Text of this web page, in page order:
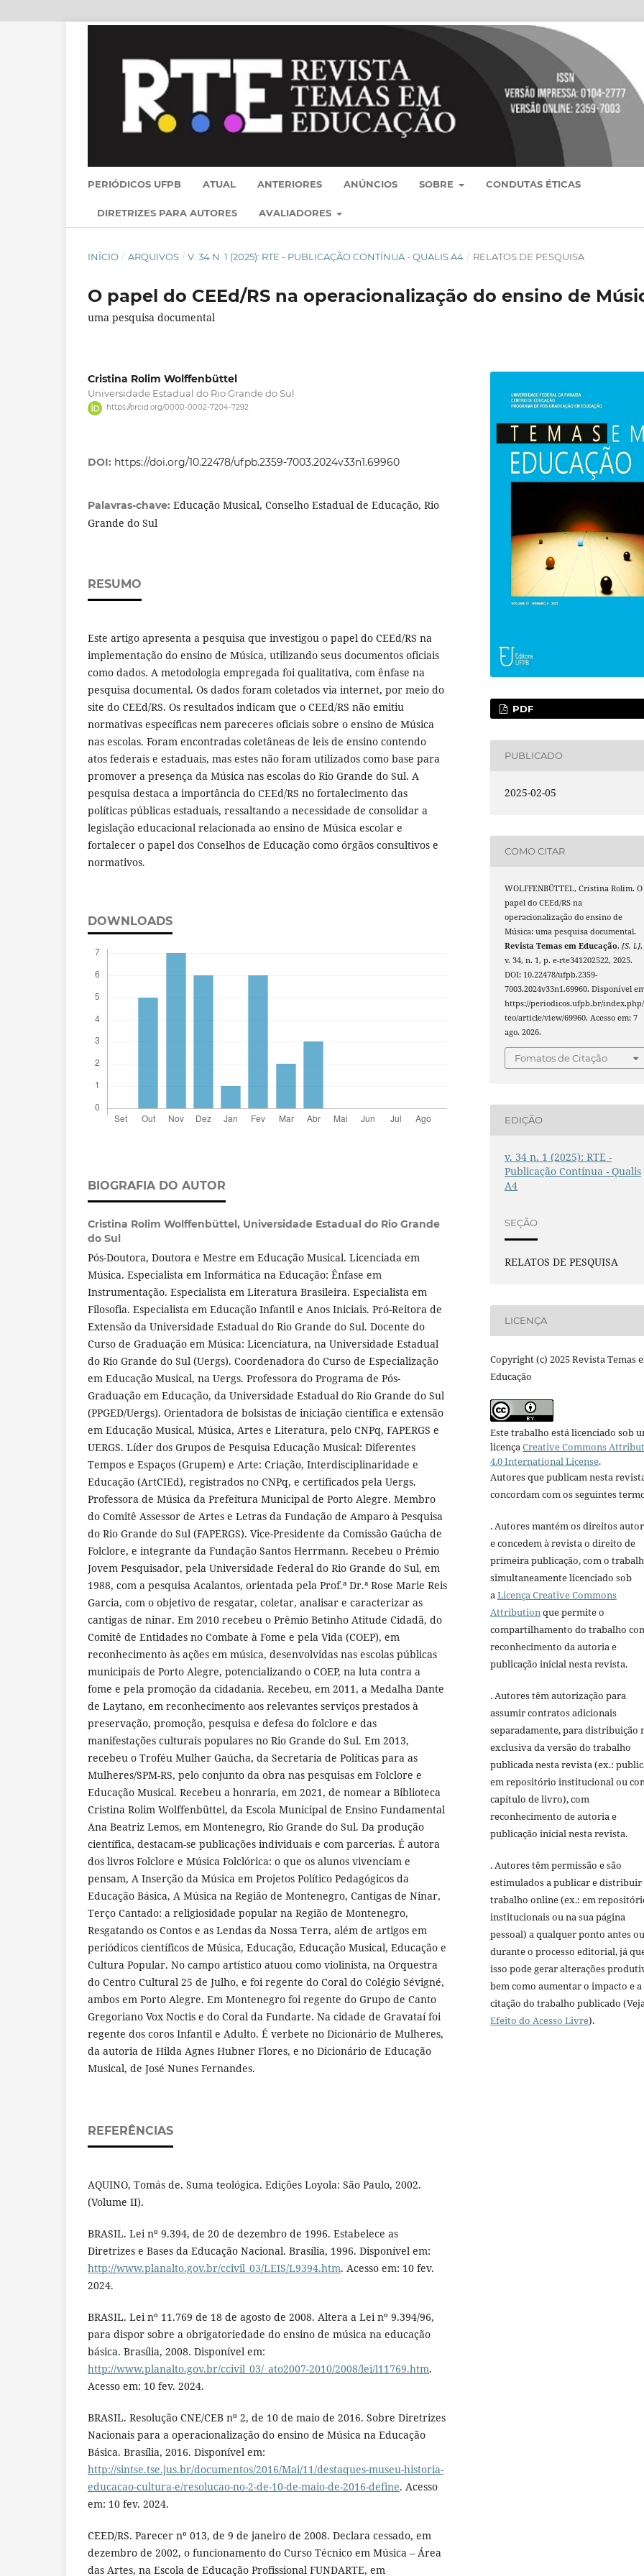
PERIÓDICOS UFPB ATUAL ANTERIORES ANÚNCIOS SOBRE CONDUTAS ÉTICAS
DIRETRIZES PARA AUTORES AVALIADORES
INÍCIO / ARQUIVOS / V. 34 N. 1 (2025): RTE - PUBLICAÇÃO CONTÍNUA - QUALIS A4 / RELATOS DE PESQUISA
O papel do CEEd/RS na operacionalização do ensino de
uma pesquisa documental
Cristina Rolim Wolffenbüttel
Universidade Estadual do Rio Grande do Sul
https://orcid.org/0000-0002-7204-7292
DOI: https://doi.org/10.22478/ufpb.2359-7003.2024v33n1.69960
Palavras-chave: Educação Musical, Conselho Estadual de Educação, Rio
Grande do Sul
RESUMO
Este artigo apresenta a pesquisa que investigou o papel do CEEd/RS na
implementação do ensino de Música, utilizando seus documentos oficiais
como dados. A metodologia empregada foi qualitativa, com ênfase na
pesquisa documental. Os dados foram coletados via internet, por meio do
site do CEEd/RS. Os resultados indicam que o CEEd/RS não emitiu
normativas específicas nem pareceres oficiais sobre o ensino de Música
nas escolas. Foram encontradas coletâneas de leis de ensino contendo
atos federais e estaduais, mas estes não foram utilizados como base para
promover a presença da Música nas escolas do Rio Grande do Sul. A
pesquisa destaca a importância do CEEd/RS no fortalecimento das
políticas públicas estaduais, ressaltando a necessidade de consolidar a
legislação educacional relacionada ao ensino de Música escolar e
fortalecer o papel dos Conselhos de Educação como órgãos consultivos e
normativos.
DOWNLOADS
BIOGRAFIA DO AUTOR
Cristina Rolim Wolffenbüttel, Universidade Estadual do Rio Grande
do Sul
Pós-Doutora, Doutora e Mestre em Educação Musical. Licenciada em
Música. Especialista em Informática na Educação: Ênfase em
Instrumentação. Especialista em Literatura Brasileira. Especialista em
Filosofia. Especialista em Educação Infantil e Anos Iniciais. Pró-Reitora de
Extensão da Universidade Estadual do Rio Grande do Sul. Docente do
Curso de Graduação em Música: Licenciatura, na Universidade Estadual
do Rio Grande do Sul (Uergs). Coordenadora do Curso de Especialização
em Educação Musical, na Uergs. Professora do Programa de Pós-
Graduação em Educação, da Universidade Estadual do Rio Grande do Sul
(PPGED/Uergs). Orientadora de bolsistas de iniciação científica e extensão
em Educação Musical, Música, Artes e Literatura, pelo CNPq, FAPERGS e
UERGS. Líder dos Grupos de Pesquisa Educação Musical: Diferentes
Tempos e Espaços (Grupem) e Arte: Criação, Interdisciplinaridade e
Educação (ArtCIEd), registrados no CNPq, e certificados pela Uergs.
Professora de Música da Prefeitura Municipal de Porto Alegre. Membro
do Comitê Assessor de Artes e Letras da Fundação de Amparo à Pesquisa
do Rio Grande do Sul (FAPERGS). Vice-Presidente da Comissão Gaúcha de
Folclore, e integrante da Fundação Santos Herrmann. Recebeu o Prêmio
Jovem Pesquisador, pela Universidade Federal do Rio Grande do Sul, em
1988, com a pesquisa Acalantos, orientada pela Prof.ª Dr.ª Rose Marie Reis
Garcia, com o objetivo de resgatar, coletar, analisar e caracterizar as
cantigas de ninar. Em 2010 recebeu o Prêmio Betinho Atitude Cidadã, do
Comitê de Entidades no Combate à Fome e pela Vida (COEP), em
reconhecimento às ações em música, desenvolvidas nas escolas públicas
municipais de Porto Alegre, potencializando o COEP, na luta contra a
fome e pela promoção da cidadania. Recebeu, em 2011, a Medalha Dante
de Laytano, em reconhecimento aos relevantes serviços prestados à
preservação, promoção, pesquisa e defesa do folclore e das
manifestações culturais populares no Rio Grande do Sul. Em 2013,
recebeu o Troféu Mulher Gaúcha, da Secretaria de Políticas para as
Mulheres/SPM-RS, pelo conjunto da obra nas pesquisas em Folclore e
Educação Musical. Recebeu a honraria, em 2021, de nomear a Biblioteca
Cristina Rolim Wolffenbüttel, da Escola Municipal de Ensino Fundamental
Ana Beatriz Lemos, em Montenegro, Rio Grande do Sul. Da produção
científica, destacam-se publicações individuais e com parcerias. É autora
dos livros Folclore e Música Folclórica: o que os alunos vivenciam e
pensam, A Inserção da Música em Projetos Político Pedagógicos da
Educação Básica, A Música na Região de Montenegro, Cantigas de Ninar,
Terço Cantado: a religiosidade popular na Região de Montenegro,
Resgatando os Contos e as Lendas da Nossa Terra, além de artigos em
periódicos científicos de Música, Educação, Educação Musical, Educação e
Cultura Popular. No campo artístico atuou como violinista, na Orquestra
do Centro Cultural 25 de Julho, e foi regente do Coral do Colégio Sévigné,
ambos em Porto Alegre. Em Montenegro foi regente do Grupo de Canto
Gregoriano Vox Noctis e do Coral da Fundarte. Na cidade de Gravataí foi
regente dos coros Infantil e Adulto. É verbete no Dicionário de Mulheres,
da autoria de Hilda Agnes Hubner Flores, e no Dicionário de Educação
Musical, de José Nunes Fernandes.
REFERÊNCIAS
AQUINO, Tomás de. Suma teológica. Edições Loyola: São Paulo, 2002.
(Volume II).
BRASIL. Lei nº 9.394, de 20 de dezembro de 1996. Estabelece as
Diretrizes e Bases da Educação Nacional. Brasília, 1996. Disponível em:
http://www.planalto.gov.br/ccivil_03/LEIS/L9394.htm. Acesso em: 10 fev.
2024.
BRASIL. Lei nº 11.769 de 18 de agosto de 2008. Altera a Lei nº 9.394/96,
para dispor sobre a obrigatoriedade do ensino de música na educação
básica. Brasília, 2008. Disponível em:
http://www.planalto.gov.br/ccivil_03/_ato2007-2010/2008/lei/l11769.htm.
Acesso em: 10 fev. 2024.
BRASIL. Resolução CNE/CEB nº 2, de 10 de maio de 2016. Sobre Diretrizes
Nacionais para a operacionalização do ensino de Música na Educação
Básica. Brasília, 2016. Disponível em:
http://sintse.tse.jus.br/documentos/2016/Mai/11/destaques-museu-historia-
educacao-cultura-e/resolucao-no-2-de-10-de-maio-de-2016-define. Acesso
em: 10 fev. 2024.
CEED/RS. Parecer nº 013, de 9 de janeiro de 2008. Declara cessado, em
dezembro de 2002, o funcionamento do Curso Técnico em Música – Área
das Artes, na Escola de Educação Profissional FUNDARTE, em
PDF
PUBLICADO
2025-02-05
COMO CITAR
WOLFFENBÜTTEL, Cristina Rolim. O
papel do CEEd/RS na
operacionalização do ensino de
Música: uma pesquisa documental.
Revista Temas em Educação,[S. l.],
v. 34, n. 1, p. e-rte341202522, 2025.
DOI: 10.22478/ufpb.2359-
7003.2024v33n1.69960. Disponível
https://periodicos.ufpb.br/
teo/article/view/69960. Acesso em: 7
ago. 2026.
Fomatos de Citação
EDIÇÃO
v. 34 n. 1 (2025): RTE -
Publicação Contínua - Qualis
A4
SEÇÃO
RELATOS DE PESQUISA
LICENÇA
Copyright (c) 2025 Revista Temas
Educação
Este trabalho está licenciado sob
licençaCreative Commons
4.0 International License.
Autores que publicam nesta
concordam com os seguintes
. Autores mantém os direitos
e concedem à revista o direito de
primeira publicação, com o
simultaneamente licenciado sob
aLicença Creative Commons
Attributionque permite o
compartilhamento do trabalho
reconhecimento da autoria e
publicação inicial nesta revista.
. Autores têm autorização para
assumir contratos adicionais
separadamente, para distribuição
exclusiva da versão do trabalho
publicada nesta revista (ex.:
em repositório institucional ou
capítulo de livro), com
reconhecimento de autoria e
publicação inicial nesta revista.
. Autores têm permissão e são
estimulados a publicar e distribuir
trabalho online (ex.: em
institucionais ou na sua página
pessoal) a qualquer ponto antes ou
durante o processo editorial, já
isso pode gerar alterações
bem como aumentar o impacto e a
citação do trabalho publicado
Efeito do Acesso Livre).